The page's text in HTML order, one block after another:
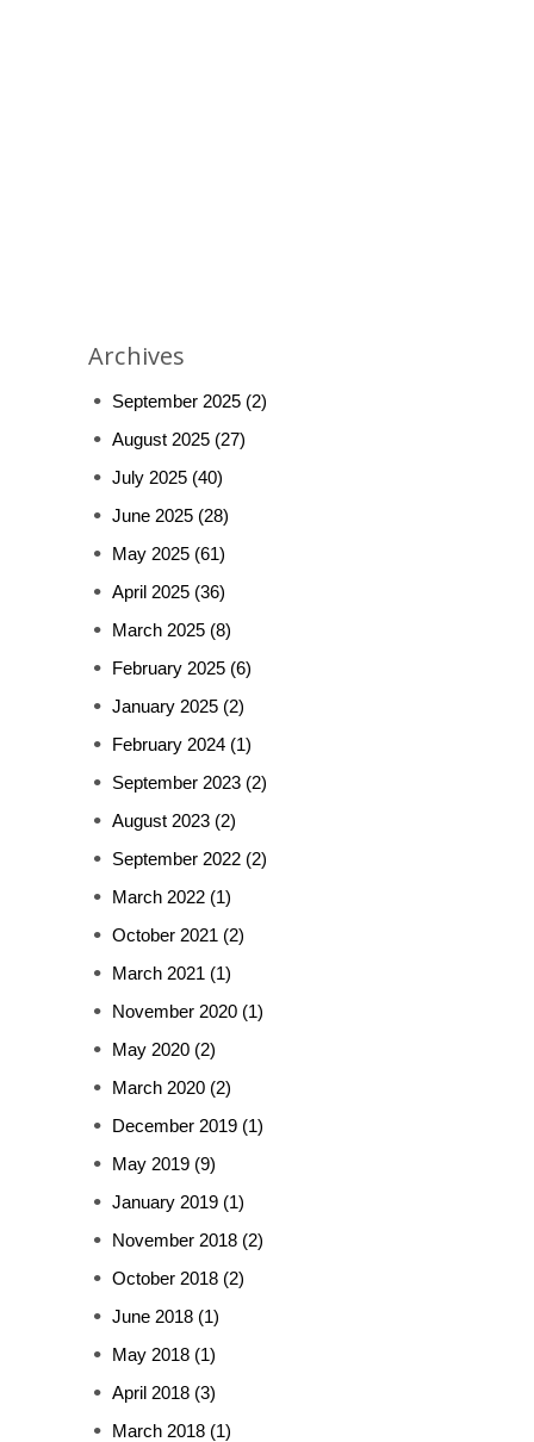
Archives
September 2025 (2)
August 2025 (27)
July 2025 (40)
June 2025 (28)
May 2025 (61)
April 2025 (36)
March 2025 (8)
February 2025 (6)
January 2025 (2)
February 2024 (1)
September 2023 (2)
August 2023 (2)
September 2022 (2)
March 2022 (1)
October 2021 (2)
March 2021 (1)
November 2020 (1)
May 2020 (2)
March 2020 (2)
December 2019 (1)
May 2019 (9)
January 2019 (1)
November 2018 (2)
October 2018 (2)
June 2018 (1)
May 2018 (1)
April 2018 (3)
March 2018 (1)